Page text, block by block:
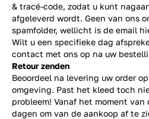
& tracé-code, zodat u kunt
afgeleverd wordt. Geen van ons
spamfolder, wellicht is de email
Wilt u een specifieke dag
contact met ons op na uw
Retour zenden
Beoordeel na levering uw order
omgeving. Past het kleed toch
probleem! Vanaf het moment
dagen om van de aankoop af te